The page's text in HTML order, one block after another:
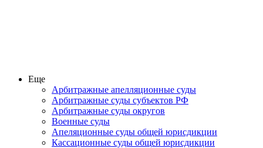
Еще
Арбитражные апелляционные суды
Арбитражные суды субъектов РФ
Арбитражные суды округов
Военные суды
Апеляционные суды общей юрисдикции
Кассационные суды общей юрисдикции